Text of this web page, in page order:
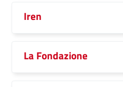
Iren
La Fondazione